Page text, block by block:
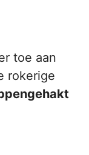
toe aan
rokerige